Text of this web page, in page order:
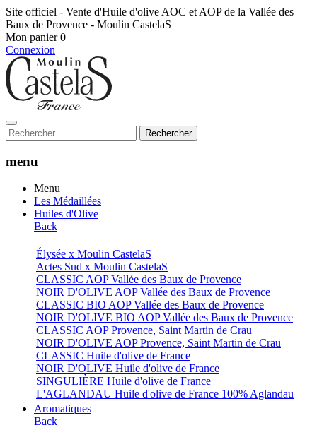
Site officiel - Vente d'Huile d'olive AOC et AOP de la Vallée des
Baux de Provence - Moulin CastelaS
Mon panier 0
Connexion
Rechercher
menu
Menu
Les Médaillées
Huiles d'Olive
Back
Élysée x Moulin CastelaS
Actes Sud x Moulin CastelaS
CLASSIC AOP Vallée des Baux de Provence
NOIR D'OLIVE AOP Vallée des Baux de Provence
CLASSIC BIO AOP Vallée des Baux de Provence
NOIR D'OLIVE BIO AOP Vallée des Baux de Provence
CLASSIC AOP Provence, Saint Martin de Crau
NOIR D'OLIVE AOP Provence, Saint Martin de Crau
CLASSIC Huile d'olive de France
NOIR D'OLIVE Huile d'olive de France
SINGULIÈRE Huile d'olive de France
L'AGLANDAU Huile d'olive de France 100% Aglandau
Aromatiques
Back